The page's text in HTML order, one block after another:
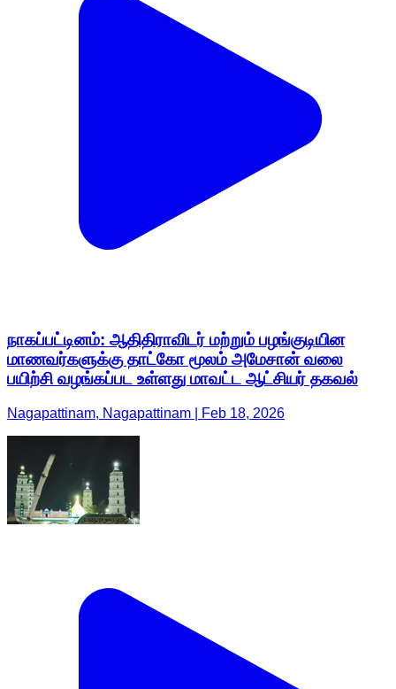
நாகப்பட்டினம்: ஆதிதிராவிடர் மற்றும் பழங்குடியின
மாணவர்களுக்கு தாட்கோ மூலம் அமேசான் வலை
பயிற்சி வழங்கப்பட உள்ளது மாவட்ட ஆட்சியர் தகவல்
Nagapattinam, Nagapattinam | Feb 18, 2026